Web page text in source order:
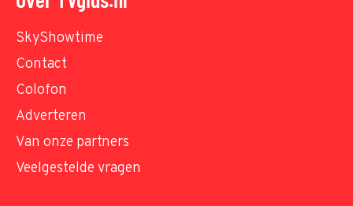
SkyShowtime
Contact
Colofon
Adverteren
Van onze partners
Veelgestelde vragen